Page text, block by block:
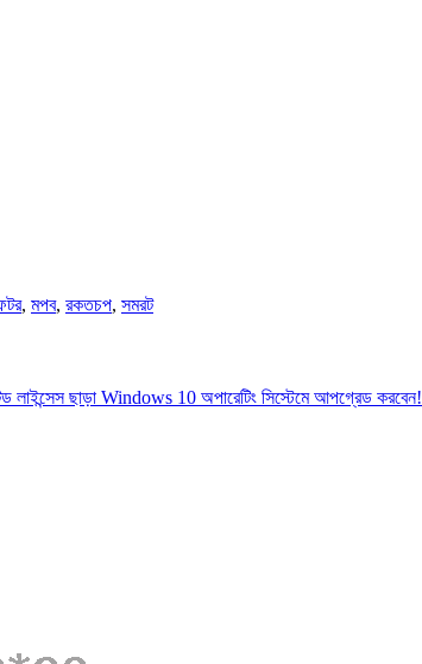
, মপব, রকতচপ, সমরট
লাইন্সেস ছাড়া Windows 10 অপারেটিং সিস্টেমে আপগ্রেড